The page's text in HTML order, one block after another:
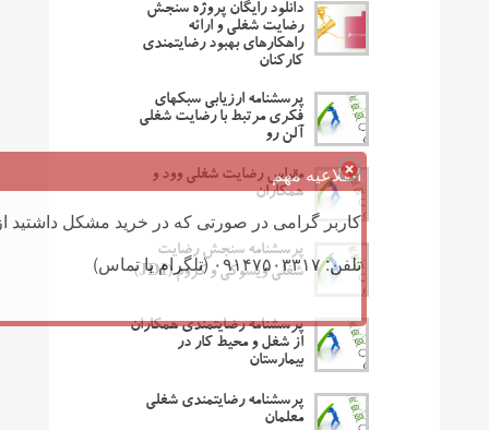
دانلود رایگان پروژه سنجش
رضایت شغلی و ارائه
راهکارهای بهبود رضایتمندی
کارکنان
پرسشنامه ارزیابی سبکهای
فکری مرتبط با رضایت شغلی
آلن رو
مقیاس رضایت شغلی وود و
همکاران
پرسشنامه سنجش رضایت
شغلی ویسوکی و کروم (JDI)
پرسشنامه رضایتمندی همکاران
از شغل و محیط کار در
بیمارستان
پرسشنامه رضایتمندی شغلی
معلمان
اطلاعیه مهم
کاربر گرامی در صورتی که در خرید مشکل داشتید
تلفن: ۰۹۱۴۷۵۰۳۳۱۷ (تلگرام یا تماس)